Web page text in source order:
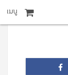
เมนู